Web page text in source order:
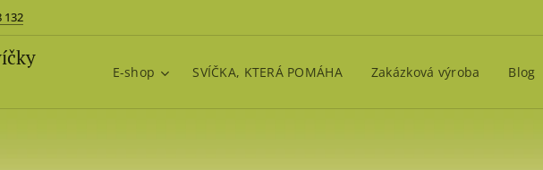
132
E-shop SVÍČKA, KTERÁ POMÁHA Zakázková výroba Blog